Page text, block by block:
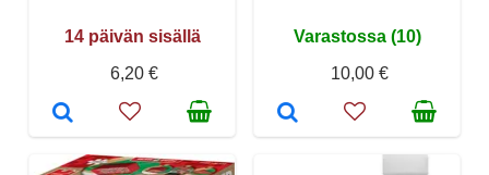
14 päivän sisällä
6,20 €
Varastossa (10)
10,00 €